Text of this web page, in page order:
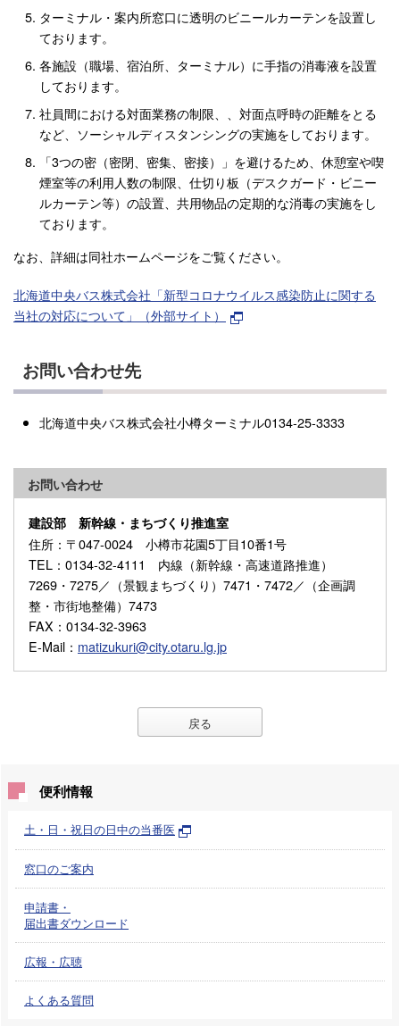
ターミナル・案内所窓口に透明のビニールカーテンを設置し
ております。
各施設（職場、宿泊所、ターミナル）に手指の消毒液を設置
しております。
社員間における対面業務の制限、、対面点呼時の距離をとる
など、ソーシャルディスタンシングの実施をしております。
「3つの密（密閉、密集、密接）」を避けるため、休憩室や喫
煙室等の利用人数の制限、仕切り板（デスクガード・ビニー
ルカーテン等）の設置、共用物品の定期的な消毒の実施をし
ております。
なお、詳細は同社ホームページをご覧ください。
北海道中央バス株式会社「新型コロナウイルス感染防止に関する
当社の対応について」（外部サイト）
お問い合わせ先
北海道中央バス株式会社小樽ターミナル0134-25-3333
お問い合わせ
建設部 新幹線・まちづくり推進室
住所 ：〒047-0024 小樽市花園5丁目10番1号
TEL ：0134-32-4111 内線（新幹線・高速道路推進）
7269・7275／（景観まちづくり）7471・7472／（企画調
整・市街地整備）7473
FAX ：0134-32-3963
E-Mail ： matizukuri@city.otaru.lg.jp
戻る
便利情報
土・日・祝日の日中の当番医
窓口のご案内
申請書・
届出書ダウンロード
広報・広聴
よくある質問